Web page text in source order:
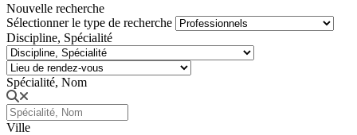
Nouvelle recherche
Sélectionner le type de recherche
Discipline, Spécialité
Spécialité, Nom
Ville